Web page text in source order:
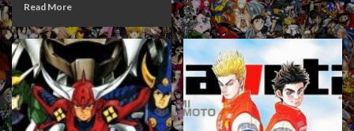
Read More